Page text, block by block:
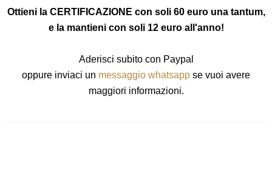
Ottieni la CERTIFICAZIONE con soli 60 euro una tantum,
e la mantieni con soli 12 euro all'anno!
Aderisci subito con Paypal
oppure inviaci un messaggio whatsapp se vuoi avere
maggiori informazioni.